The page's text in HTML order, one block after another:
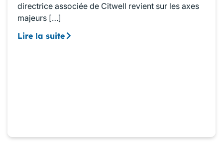
directrice associée de Citwell revient sur les axes
majeurs […]
Lire la suite